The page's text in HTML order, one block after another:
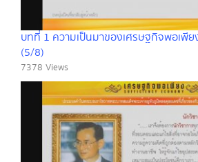
บทที่ 1 ความเป็นมาของเศรษฐกิจพอเพีย
(5/8)
7378 Views